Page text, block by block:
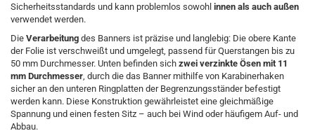
Sicherheitsstandards und kann problemlos sowohl innen als auch außen
verwendet werden.
Die Verarbeitung des Banners ist präzise und langlebig: Die obere Kante
der Folie ist verschweißt und umgelegt, passend für Querstangen bis zu
50 mm Durchmesser. Unten befinden sich zwei verzinkte Ösen mit 11
mm Durchmesser, durch die das Banner mithilfe von Karabinerhaken
sicher an den unteren Ringplatten der Begrenzungsständer befestigt
werden kann. Diese Konstruktion gewährleistet eine gleichmäßige
Spannung und einen festen Sitz – auch bei Wind oder häufigem Auf- und
Abbau.